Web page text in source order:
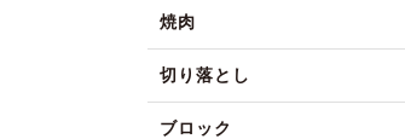
焼肉
切り落とし
ブロック